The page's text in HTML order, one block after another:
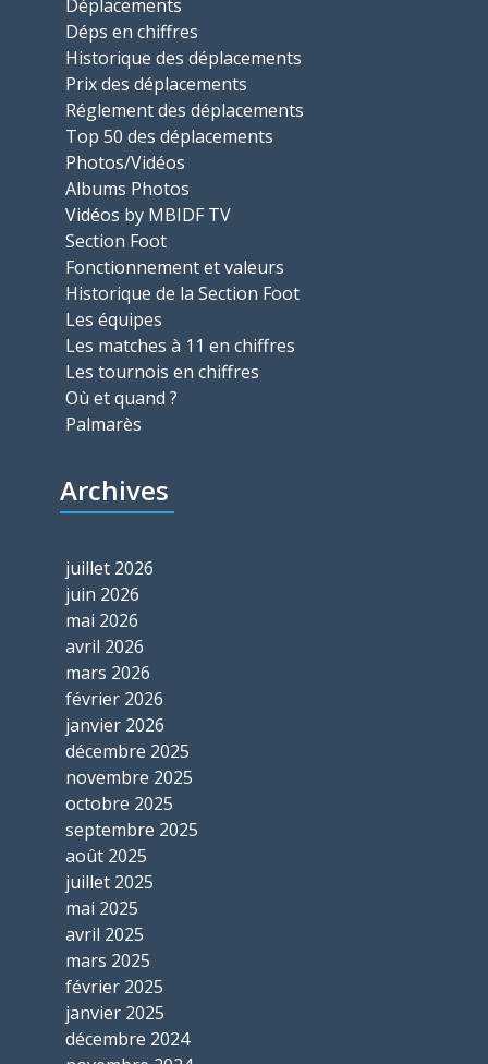
Déplacements
Déps en chiffres
Historique des déplacements
Prix des déplacements
Réglement des déplacements
Top 50 des déplacements
Photos/Vidéos
Albums Photos
Vidéos by MBIDF TV
Section Foot
Fonctionnement et valeurs
Historique de la Section Foot
Les équipes
Les matches à 11 en chiffres
Les tournois en chiffres
Où et quand ?
Palmarès
Archives
juillet 2026
juin 2026
mai 2026
avril 2026
mars 2026
février 2026
janvier 2026
décembre 2025
novembre 2025
octobre 2025
septembre 2025
août 2025
juillet 2025
mai 2025
avril 2025
mars 2025
février 2025
janvier 2025
décembre 2024